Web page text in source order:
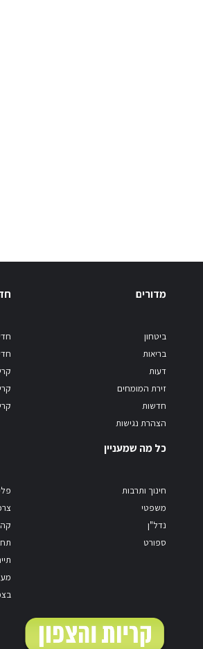
מדורים
ביטחון
בריאות
דעות
זירת המומחים
חדשות
הצהרת נגישות
כל מה שמעניין
חינוך ותרבות
משפטי
נדל"ן
ספורט